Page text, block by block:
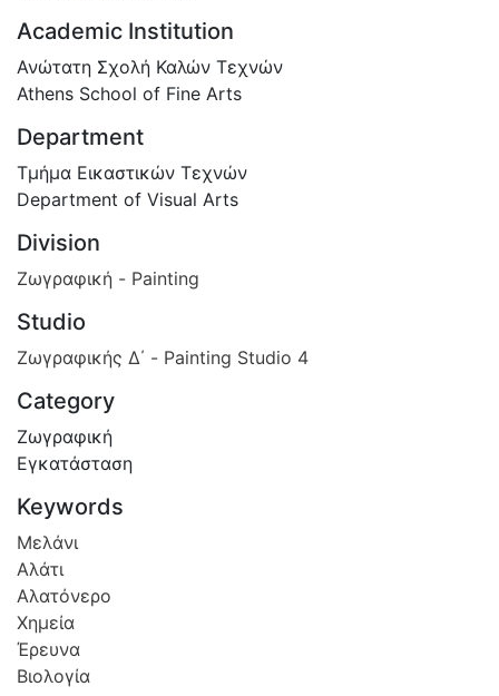
Academic Institution
Ανώτατη Σχολή Καλών Τεχνών
Athens School of Fine Arts
Department
Τμήμα Εικαστικών Τεχνών
Department of Visual Arts
Division
Ζωγραφική - Painting
Studio
Ζωγραφικής Δ΄ - Painting Studio 4
Category
Ζωγραφική
Εγκατάσταση
Keywords
Μελάνι
Αλάτι
Αλατόνερο
Χημεία
Έρευνα
Βιολογία